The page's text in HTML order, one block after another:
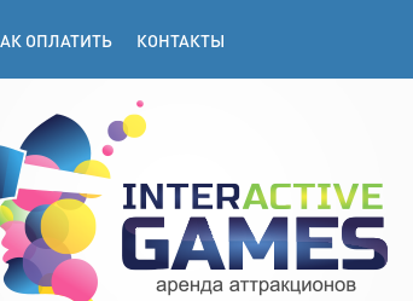
ОПЛАТИТЬ КОНТАКТЫ